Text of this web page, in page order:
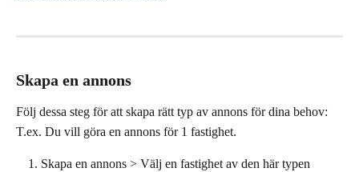
Skapa en annons
Följ dessa steg för att skapa rätt typ av annons för dina behov:
T.ex. Du vill göra en annons för 1 fastighet.
Skapa en annons > Välj en fastighet av den här typen